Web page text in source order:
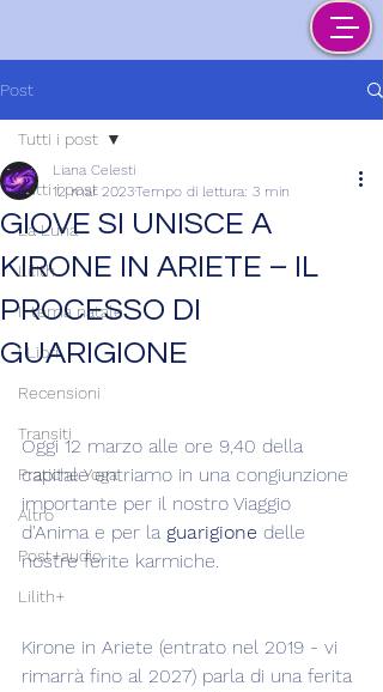
Post
Tutti i post
La Luna
Lilith
Il tema natale
I Libri
Recensioni
Transiti
Pratiche Yoga
Altro
Post+audio
Lilith+
Tutti i post
GIOVE SI UNISCE A
KIRONE IN ARIETE – IL
PROCESSO DI
GUARIGIONE
Liana Celesti
12 mar 2023Tempo di lettura: 3 min
Oggi 12 marzo alle ore 9,40 della
capitale entriamo in una congiunzione
importante per il nostro Viaggio
d'Anima e per la guarigione delle
nostre ferite karmiche.
Kirone in Ariete (entrato nel 2019 - vi
rimarrà fino al 2027) parla di una ferita